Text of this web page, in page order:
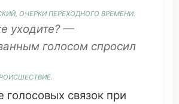
, ОЧЕРКИ ПЕРЕХОДНОГО ВРЕМЕНИ.
уходите? —
голосом спросил
.
голосовых связок при